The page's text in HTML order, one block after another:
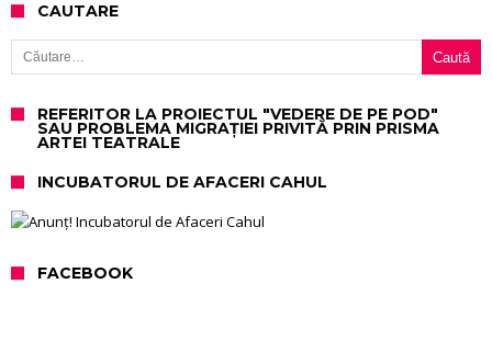
CAUTARE
Caută după:
REFERITOR LA PROIECTUL "VEDERE DE PE POD"
SAU PROBLEMA MIGRAȚIEI PRIVITĂ PRIN PRISMA
ARTEI TEATRALE
INCUBATORUL DE AFACERI CAHUL
FACEBOOK